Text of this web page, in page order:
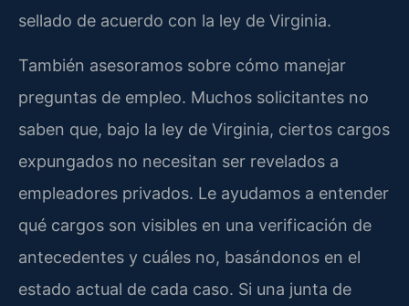
sellado de acuerdo con la ley de Virginia.
También asesoramos sobre cómo manejar
preguntas de empleo. Muchos solicitantes no
saben que, bajo la ley de Virginia, ciertos cargos
expungados no necesitan ser revelados a
empleadores privados. Le ayudamos a entender
qué cargos son visibles en una verificación de
antecedentes y cuáles no, basándonos en el
estado actual de cada caso. Si una junta de